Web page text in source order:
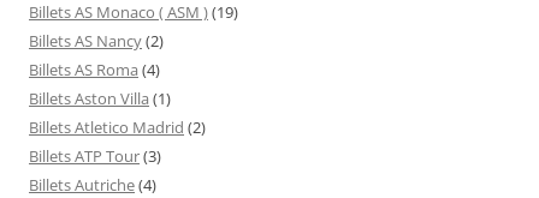
Billets AS Monaco ( ASM )(19)
Billets AS Nancy(2)
Billets AS Roma (4)
Billets Aston Villa (1)
Billets Atletico Madrid (2)
Billets ATP Tour(3)
Billets Autriche(4)